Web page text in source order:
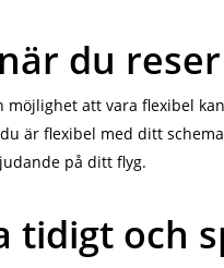
du reser
möjlighet att vara flexibel
är flexibel med ditt
på ditt flyg.
tidigt och